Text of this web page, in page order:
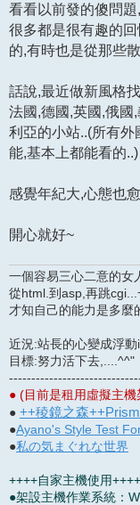
看看以前發的傻問
很多都是很有趣的
的,有時也是從那些
話說,最近做新風格
法國,德國,英國,俄國
利亞的小站..(所有外
能,基本上都能看的..)
感覺年紀大,心態也
開心就好~
一個容易三心二意的女
從html.到asp,再跳cgi...
才知自己的能力是多麼
近況:站長的心變成浮
目標:努力活下去,....^^"
● (目前是租用虛擬主機
● ++稜鏡之森
●Ayano's Style Test
●私の気まぐれな世界
++++自家主機使用++++
●架設主機作業系統：